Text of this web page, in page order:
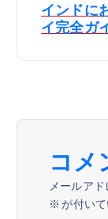
ビインドに
イ完全ガ
コメ
メールア
※ が付い